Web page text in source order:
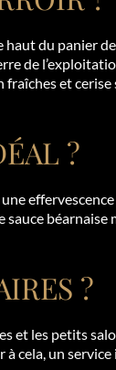
haut du panier
de
fraîches et
?
béarnaise
?
et les petits
cela, un